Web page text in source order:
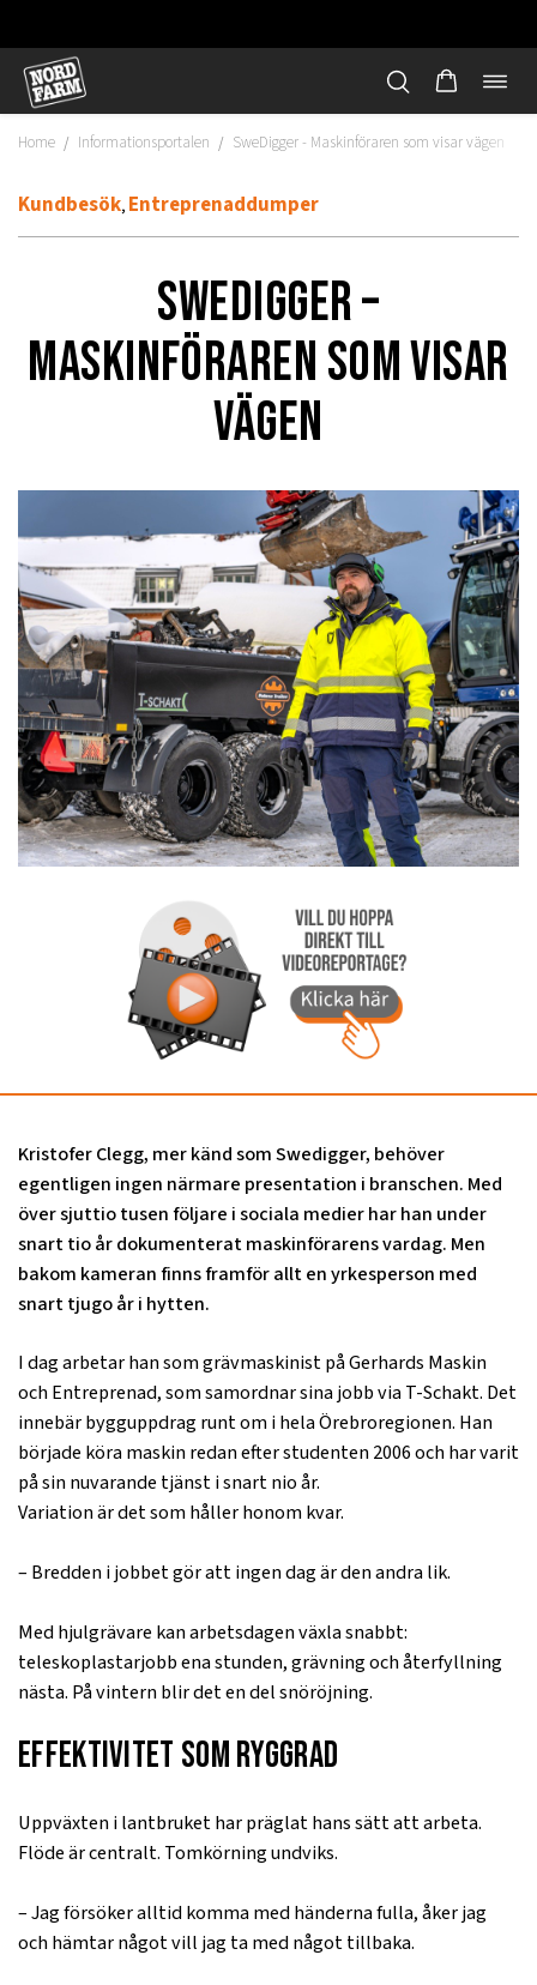
Hoppa
innehåll
Home / Informationsportalen / SweDigger - Maskinföraren som visar vägen
Kundbesök, Entreprenaddumper
SWEDIGGER –
MASKINFÖRAREN SOM VISAR
VÄGEN
Kristofer Clegg, mer känd som Swedigger, behöver
egentligen ingen närmare presentation i branschen. Med
över sjuttio tusen följare i sociala medier har han under
snart tio år dokumenterat maskinförarens vardag. Men
bakom kameran finns framför allt en yrkesperson med
snart tjugo år i hytten.
I dag arbetar han som grävmaskinist på Gerhards Maskin
och Entreprenad, som samordnar sina jobb via T-Schakt. Det
innebär bygguppdrag runt om i hela Örebroregionen. Han
började köra maskin redan efter studenten 2006 och har varit
på sin nuvarande tjänst i snart nio år.
Variation är det som håller honom kvar.
– Bredden i jobbet gör att ingen dag är den andra lik.
Med hjulgrävare kan arbetsdagen växla snabbt:
teleskoplastarjobb ena stunden, grävning och återfyllning
nästa. På vintern blir det en del snöröjning.
Effektivitet som ryggrad
Uppväxten i lantbruket har präglat hans sätt att arbeta.
Flöde är centralt. Tomkörning undviks.
– Jag försöker alltid komma med händerna fulla, åker jag
och hämtar något vill jag ta med något tillbaka.